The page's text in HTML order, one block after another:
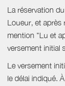
La réservation
Loueur, et après
mention "Lu et
versement initial
Le versement
le délai indiqué.